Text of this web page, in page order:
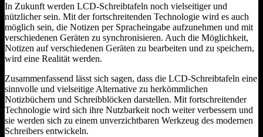
In Zukunft werden LCD-Schreibtafeln noch vielseitiger und
nützlicher sein. Mit der fortschreitenden Technologie wird es auch
möglich sein, die Notizen per Spracheingabe aufzunehmen und mit
verschiedenen Geräten zu synchronisieren. Auch die Möglichkeit,
Notizen auf verschiedenen Geräten zu bearbeiten und zu speichern,
wird eine Realität werden.
Zusammenfassend lässt sich sagen, dass die LCD-Schreibtafeln eine
sinnvolle und vielseitige Alternative zu herkömmlichen
Notizbüchern und Schreibblöcken darstellen. Mit fortschreitender
Technologie wird sich ihre Nutzbarkeit noch weiter verbessern und
sie werden sich zu einem unverzichtbaren Werkzeug des modernen
Schreibers entwickeln.